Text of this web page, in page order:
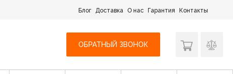
Блог Доставка О нас Гарантия Контакты
ОБРАТНЫЙ ЗВОНОК